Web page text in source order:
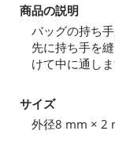
商品の説明
バッグの持ち手
先に持ち手を
けて中に通しま
サイズ
外径8 mm × 2